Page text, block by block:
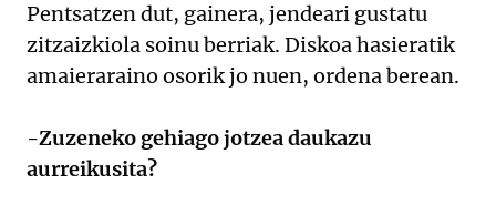
Pentsatzen dut, gainera, jendeari gustatu
zitzaizkiola soinu berriak. Diskoa hasieratik
amaieraraino osorik jo nuen, ordena berean.
-Zuzeneko gehiago jotzea daukazu
aurreikusita?